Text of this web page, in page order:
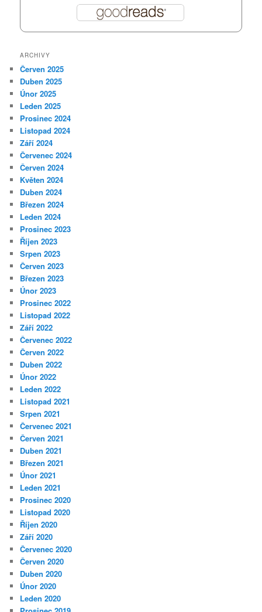
ARCHIVY
Červen 2025
Duben 2025
Únor 2025
Leden 2025
Prosinec 2024
Listopad 2024
Září 2024
Červenec 2024
Červen 2024
Květen 2024
Duben 2024
Březen 2024
Leden 2024
Prosinec 2023
Říjen 2023
Srpen 2023
Červen 2023
Březen 2023
Únor 2023
Prosinec 2022
Listopad 2022
Září 2022
Červenec 2022
Červen 2022
Duben 2022
Únor 2022
Leden 2022
Listopad 2021
Srpen 2021
Červenec 2021
Červen 2021
Duben 2021
Březen 2021
Únor 2021
Leden 2021
Prosinec 2020
Listopad 2020
Říjen 2020
Září 2020
Červenec 2020
Červen 2020
Duben 2020
Únor 2020
Leden 2020